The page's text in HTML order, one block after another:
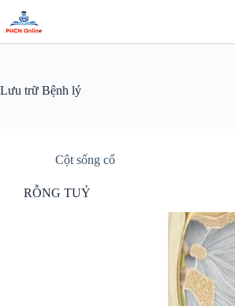
đến
phần
nội
Lưu trữ Bệnh lý
Cột sống cổ
RỖNG TUỶ